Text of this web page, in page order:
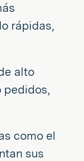
rápidas,
alto
pedidos,
como el
sus